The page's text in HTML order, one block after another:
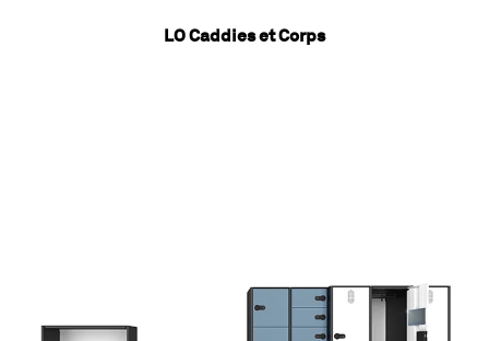
LO Caddies et Corps